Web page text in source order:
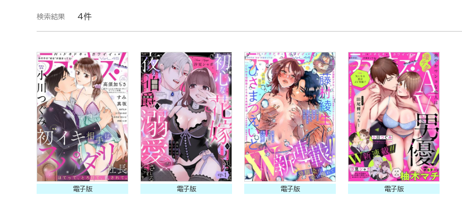
検索結果 4件
電子版 電子版 電子版 電子版